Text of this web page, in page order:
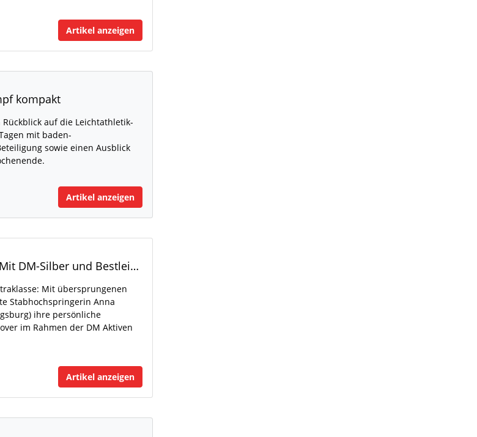
Artikel anzeigen
kompakt
auf die Leichtathletik-
mit baden-
sowie einen Ausblick
Artikel anzeigen
Anna Hiesinger: Mit DM-Silber und Bestleistung zur U20-WM
Mit übersprungenen
Stabhochspringerin Anna
ihre persönliche
im Rahmen der DM Aktiven
Artikel anzeigen